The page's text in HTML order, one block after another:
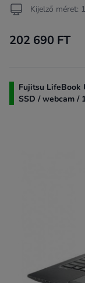
Kijelző méret:
202 690 FT
Fujitsu LifeBook
SSD / webcam /